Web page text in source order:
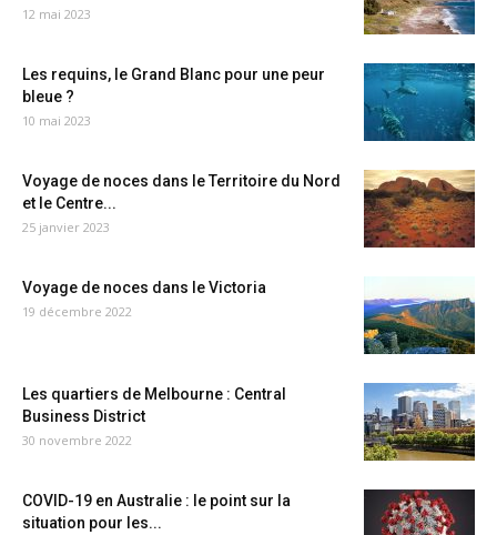
12 mai 2023
Les requins, le Grand Blanc pour une peur
bleue ?
10 mai 2023
Voyage de noces dans le Territoire du Nord
et le Centre...
25 janvier 2023
Voyage de noces dans le Victoria
19 décembre 2022
Les quartiers de Melbourne : Central
Business District
30 novembre 2022
COVID-19 en Australie : le point sur la
situation pour les...